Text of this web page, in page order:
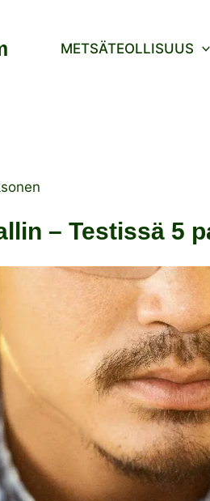
METSÄTEOLLISUUS
– Testissä 5